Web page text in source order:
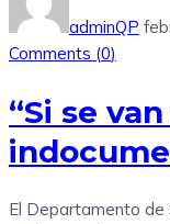
adminQP
Comments (0)
“Si se
El Departamento de